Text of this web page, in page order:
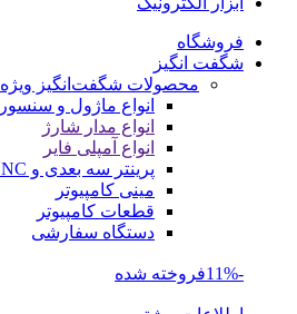
فروشگاه
شگفت انگیز
محصولات شگفت‌انگیز ویژه
انواع ماژول و سنسور
انواع مدار شارژ
انواع آمپلی فایر
پرینتر سه بعدی و CNC
مینی کامپیوتر
قطعات کامپیوتر
دستگاه سفارشی
-11% فروخته شده